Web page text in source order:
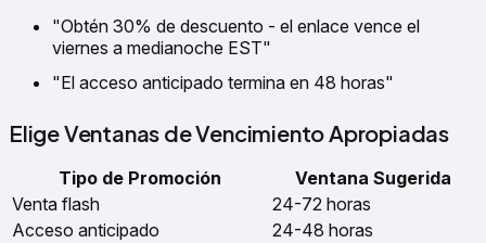
"Obtén 30% de descuento - el enlace vence el
viernes a medianoche EST"
"El acceso anticipado termina en 48 horas"
Elige Ventanas de Vencimiento Apropiadas
Tipo de Promoción
Ventana Sugerida
Venta flash
24-72 horas
Acceso anticipado
24-48 horas